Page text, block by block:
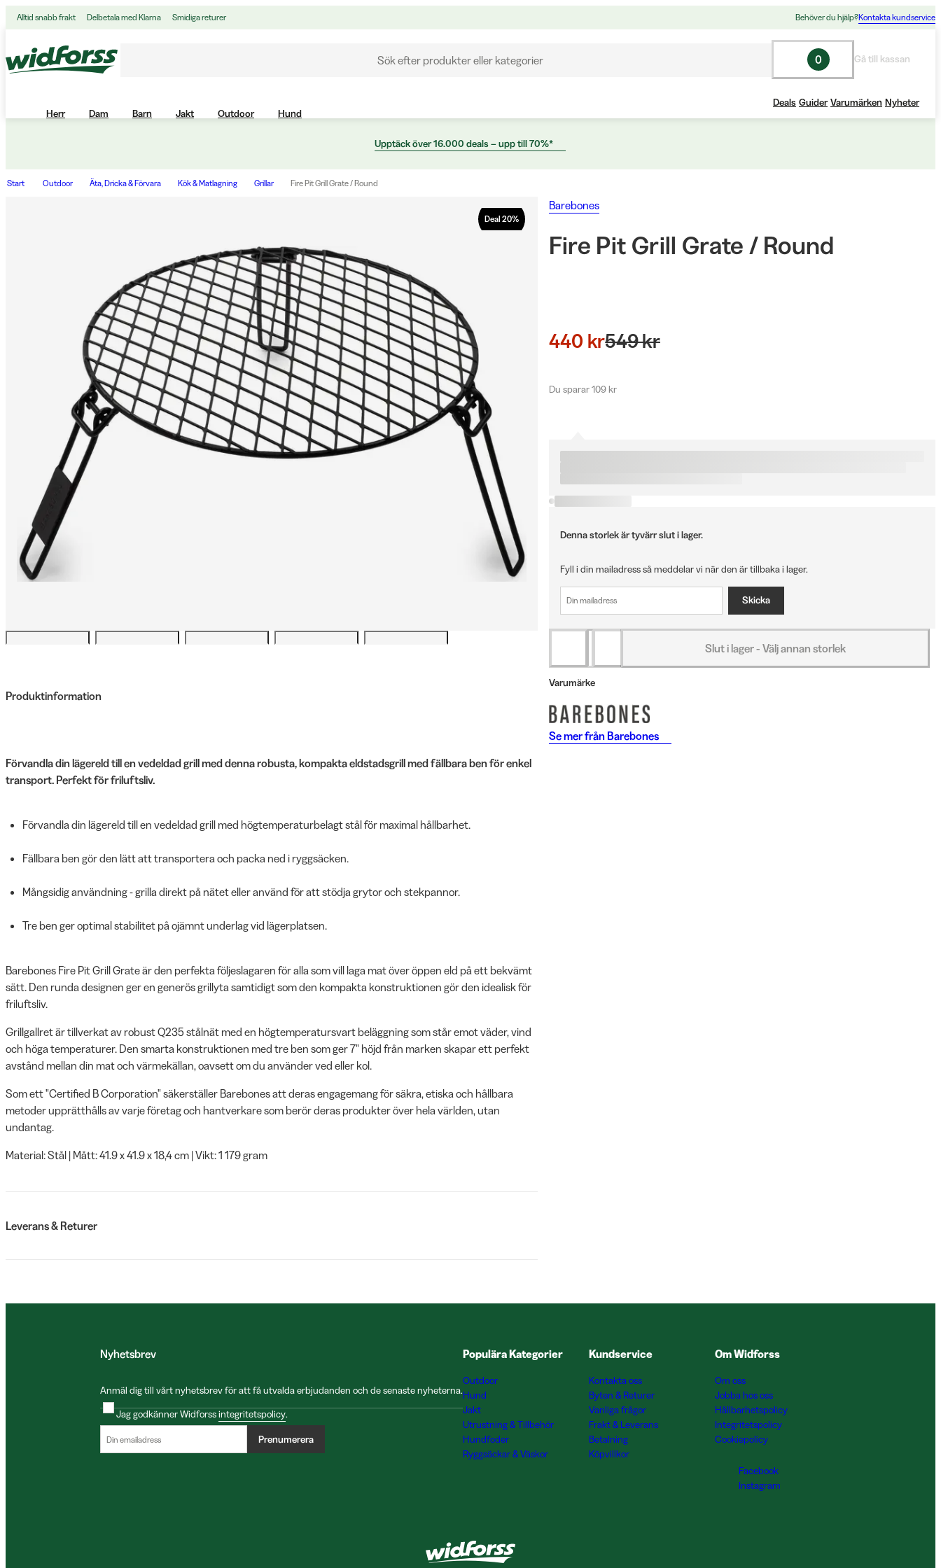
Alltid snabb frakt Delbetala med Klarna Smidiga returer Behöver du hjälp?Kontakta kundservice
Sök efter produkter eller kategorier 0 Gå till kassan
Herr Dam Barn Jakt Outdoor Hund
Deals Guider Varumärken Nyheter
Upptäck över 16.000 deals – upp till 70%*
Start Outdoor Äta, Dricka & Förvara Kök & Matlagning Grillar Fire Pit Grill Grate / Round
Deal 20%
Produktinformation
Förvandla din lägereld till en vedeldad grill med denna robusta, kompakta eldstadsgrill med fällbara ben för enkel
transport. Perfekt för friluftsliv.
Förvandla din lägereld till en vedeldad grill med högtemperaturbelagt stål för maximal hållbarhet.
Fällbara ben gör den lätt att transportera och packa ned i ryggsäcken.
Mångsidig användning - grilla direkt på nätet eller använd för att stödja grytor och stekpannor.
Tre ben ger optimal stabilitet på ojämnt underlag vid lägerplatsen.
Barebones Fire Pit Grill Grate är den perfekta följeslagaren för alla som vill laga mat över öppen eld på ett bekvämt
sätt. Den runda designen ger en generös grillyta samtidigt som den kompakta konstruktionen gör den idealisk för
friluftsliv.
Grillgallret är tillverkat av robust Q235 stålnät med en högtemperatursvart beläggning som står emot väder, vind
och höga temperaturer. Den smarta konstruktionen med tre ben som ger 7" höjd från marken skapar ett perfekt
avstånd mellan din mat och värmekällan, oavsett om du använder ved eller kol.
Som ett "Certified B Corporation" säkerställer Barebones att deras engagemang för säkra, etiska och hållbara
metoder upprätthålls av varje företag och hantverkare som berör deras produkter över hela världen, utan
undantag.
Material: Stål | Mått: 41.9 x 41.9 x 18,4 cm | Vikt: 1 179 gram
Leverans & Returer
Barebones
Fire Pit Grill Grate / Round
440 kr549 kr
Du sparar 109 kr
Denna storlek är tyvärr slut i lager.
Fyll i din mailadress så meddelar vi när den är tillbaka i lager.
Skicka
Slut i lager - Välj annan storlek
Varumärke
Se mer från Barebones
Nyhetsbrev
Anmäl dig till vårt nyhetsbrev för att få utvalda erbjudanden och de senaste nyheterna.
Jag godkänner Widforssintegritetspolicy.
Prenumerera
Populära Kategorier
Outdoor
Hund
Jakt
Utrustning & Tillbehör
Hundfoder
Ryggsäckar & Väskor
Kundservice
Kontakta oss
Byten & Returer
Vanliga frågor
Frakt & Leverans
Betalning
Köpvillkor
Om Widforss
Om oss
Jobba hos oss
Hållbarhetspolicy
Integritetspolicy
Cookiepolicy
Facebook
Instagram